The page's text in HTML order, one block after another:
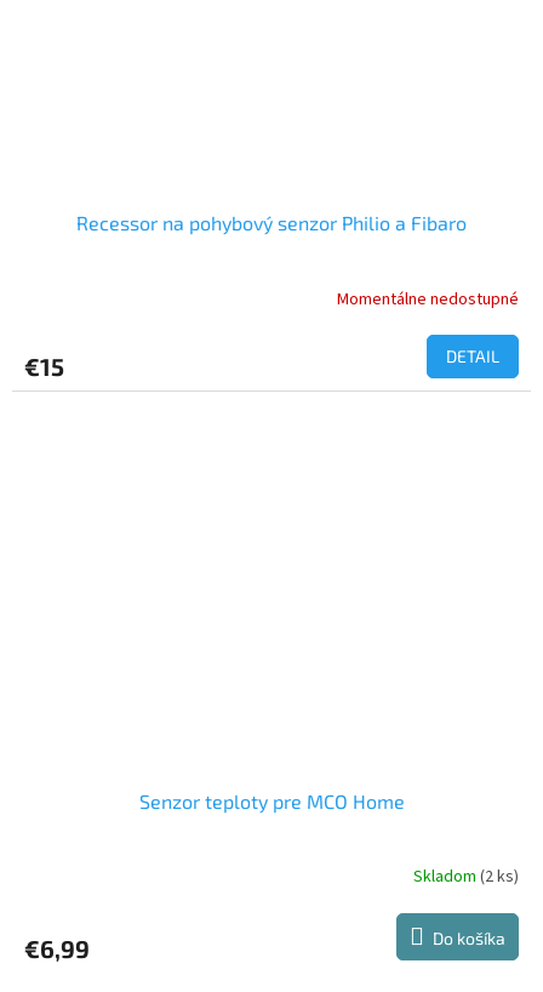
Recessor na pohybový senzor Philio a Fibaro
Momentálne nedostupné
€15 DETAIL
Senzor teploty pre MCO Home
Skladom (2 ks)
€6,99 Do košíka